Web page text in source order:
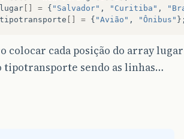
lugar = { "Salvador" , "Curitiba" ,
tipotransporte = { "Avião" , "Ônibus"
colocar cada posição do array
tipotransporte sendo as linhas…